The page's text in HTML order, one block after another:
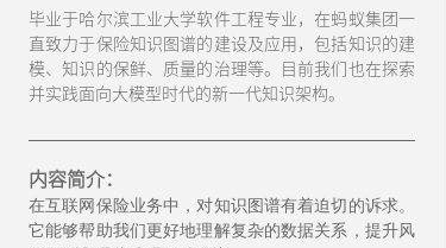
毕业于哈尔滨工业大学软件工程专业，在蚂蚁集团一
直致力于保险知识图谱的建设及应用，包括知识的建
模、知识的保鲜、质量的治理等。目前我们也在探索
并实践面向大模型时代的新一代知识架构。
内容简介：
在互联网保险业务中，对知识图谱有着迫切的诉求。
它能够帮助我们更好地理解复杂的数据关系，提升风